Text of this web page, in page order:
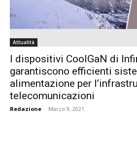
Attualità
I dispositivi CoolGaN di
garantiscono efficienti
alimentazione per
telecomunicazioni
Redazione - Marzo 9, 2021